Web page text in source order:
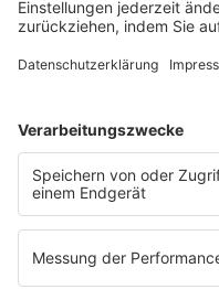
E-Mail:info@ruw.de
Web:https://www.ruw.de
AGB
Datenschutzerklärung
Genderhinweis
Cookie-Einstellungen